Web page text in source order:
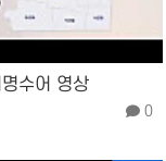
수어 영상
0